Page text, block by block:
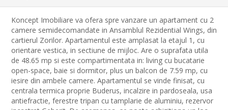
Koncept Imobiliare va ofera spre vanzare un apartament cu 2
camere semidecomandate in Ansamblul Rezidential Wings, din
cartierul Zorilor. Apartamentul este amplasat la etajul 1, cu
orientare vestica, in sectiune de mijloc. Are o suprafata utila
de 48.65 mp si este compartimentata in: living cu bucatarie
open-space, baie si dormitor, plus un balcon de 7.59 mp, cu
iesire din ambele camere. Apartamentul se vinde finisat, cu
centrala termica proprie Buderus, incalzire in pardoseala, usa
antiefractie, ferestre tripan cu tamplarie de aluminiu, rezervor